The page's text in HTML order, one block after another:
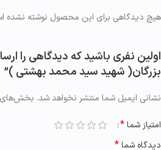
هیچ دیدگاهی برای این محصول نوشته نشده
اولین نفری باشید که دیدگاهی را
بزرگان( شهید سید محمد بهشتی )”
نشانی ایمیل شما منتشر نخواهد شد. بخش‌های
امتیاز شما*
دیدگاه شما*